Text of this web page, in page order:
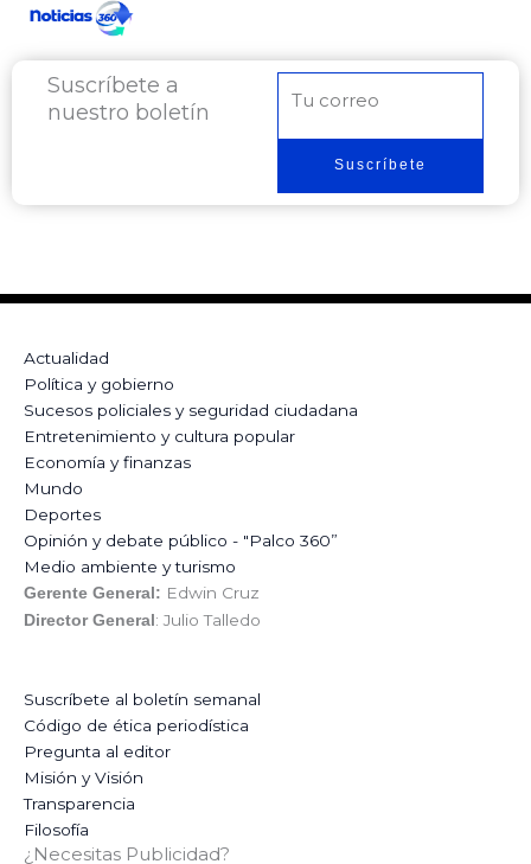
Suscríbete a
nuestro boletín
electrónico
Suscríbete
Actualidad
Política y gobierno
Sucesos policiales y seguridad ciudadana
Entretenimiento y cultura popular
Economía y finanzas
Mundo
Deportes
Opinión y debate público - "Palco 360”
Medio ambiente y turismo
Gerente General: Edwin Cruz
Director General : Julio Talledo
Suscríbete al boletín semanal
Código de ética periodística
Pregunta al editor
Misión y Visión
Transparencia
Filosofía
¿Necesitas Publicidad?